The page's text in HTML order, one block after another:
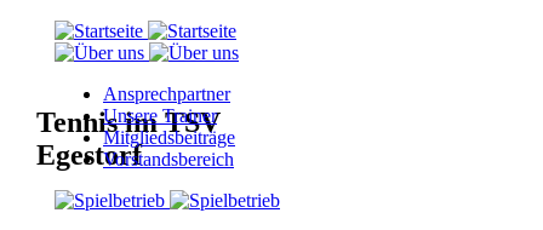
Tennis im TSV
Egestorf
Ansprechpartner
Unsere Trainer
Mitgliedsbeiträge
Vorstandsbereich